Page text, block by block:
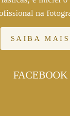
na
SAIBA MAIS
FACEBOOK